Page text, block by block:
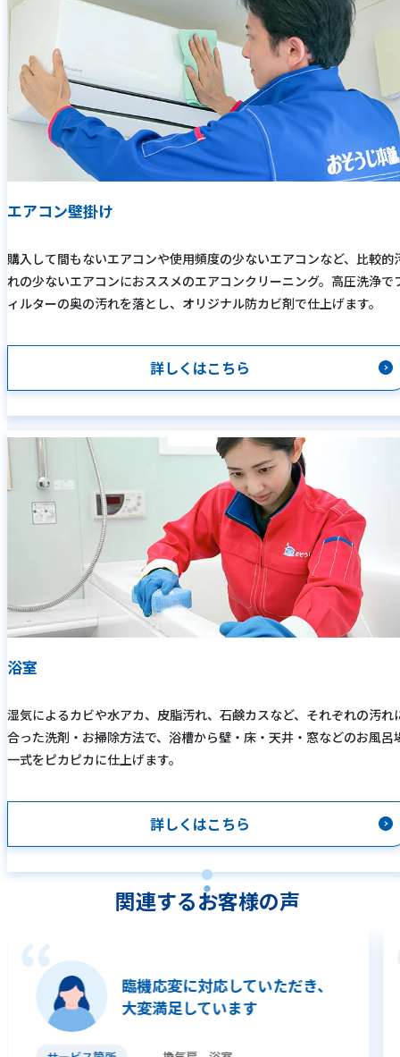
エアコン壁掛け
購入して間もないエアコンや使用頻度の少ないエアコンなど、比較的
れの少ないエアコンにおススメのエアコンクリーニング。高圧洗浄で
ィルターの奥の汚れを落とし、オリジナル防カビ剤で仕上げます。
詳しくはこちら
浴室
湿気によるカビや水アカ、皮脂汚れ、石鹸カスなど、それぞれの汚れ
合った洗剤・お掃除方法で、浴槽から壁・床・天井・窓などのお風呂
一式をピカピカに仕上げます。
詳しくはこちら
関連するお客様の声
臨機応変に対応していただき、
大変満足しています